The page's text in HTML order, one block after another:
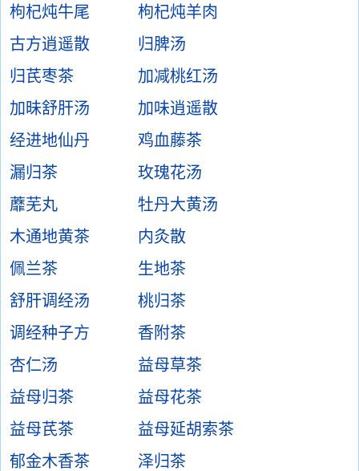
枸杞炖牛尾
枸杞炖羊肉
古方逍遥散
归脾汤
归芪枣茶
加减桃红汤
加昧舒肝汤
加味逍遥散
经进地仙丹
鸡血藤茶
漏归茶
玫瑰花汤
蘼芜丸
牡丹大黄汤
木通地黄茶
内灸散
佩兰茶
生地茶
舒肝调经汤
桃归茶
调经种子方
香附茶
杏仁汤
益母草茶
益母归茶
益母花茶
益母芪茶
益母延胡索茶
郁金木香茶
泽归茶